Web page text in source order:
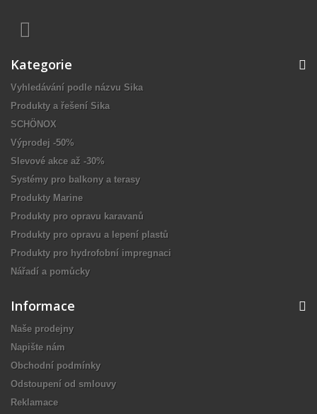
Kategorie
Vyhledávání podle názvu Sika
Produkty a řešení Sika
SCHÖNOX
Výprodej -50%
Slevové akce až -30%
Systémy pro balkony a terasy
Produkty Marine
Produkty pro opravu karavanů
Produkty pro opravu a lepení plastů
Produkty pro hydrofobní impregnaci
Nářadí a pomůcky
Informace
Naše prodejny
Napište nám
Obchodní podmínky
Odstoupení od smlouvy
Reklamace